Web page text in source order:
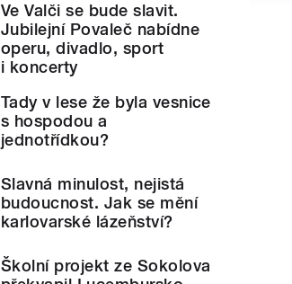
Ve Valči se bude slavit.
Jubilejní Povaleč nabídne
operu, divadlo, sport
i koncerty
Tady v lese že byla vesnice
s hospodou a
jednotřídkou?
Slavná minulost, nejistá
budoucnost. Jak se mění
karlovarské lázeňství?
Školní projekt ze Sokolova